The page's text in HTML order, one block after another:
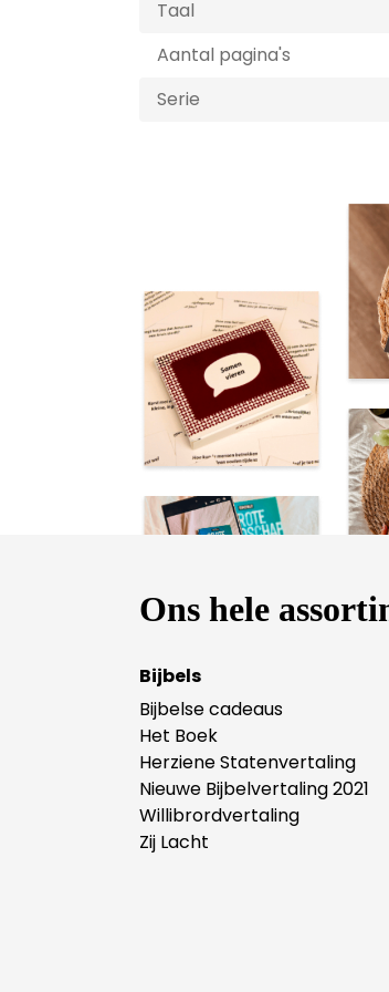
Taal
Aantal pagina's
Serie
Ons hele
Bijbels
Bijbelse cadeaus
Het Boek
Herziene Statenvertaling
Nieuwe Bijbelvertaling 2021
Willibrordvertaling
Zij Lacht